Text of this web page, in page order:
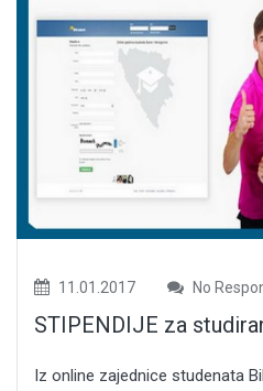
11.01.2017 No
STIPENDIJE za
Iz online zajednice studenata